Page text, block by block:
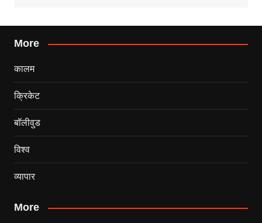
More
कालम
क्रिकेट
बॉलीवुड
विश्व
व्यापार
More